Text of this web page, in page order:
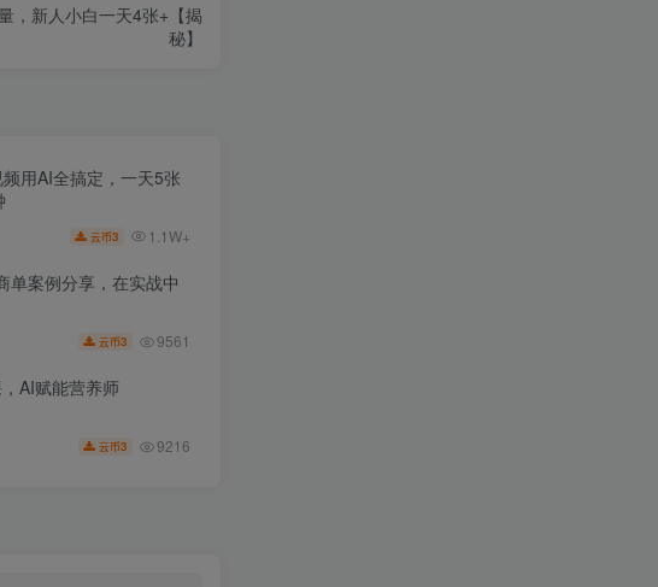
，新人小白一天4张+【揭
秘】
用AI全搞定，一天5张
云币3 1.1W+
单案例分享，在实战中
云币3 9561
AI赋能营养师
云币3 9216